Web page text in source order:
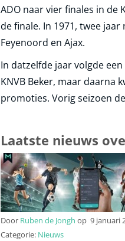
ADO naar vier finales in de
de finale. In 1971, twee
Feyenoord en Ajax.
In datzelfde jaar volgde
KNVB Beker, maar daarna
promoties. Vorig seizoen
Laatste nieuws
Door Ruben de Jongh op 9 januari
Categorie: Nieuws